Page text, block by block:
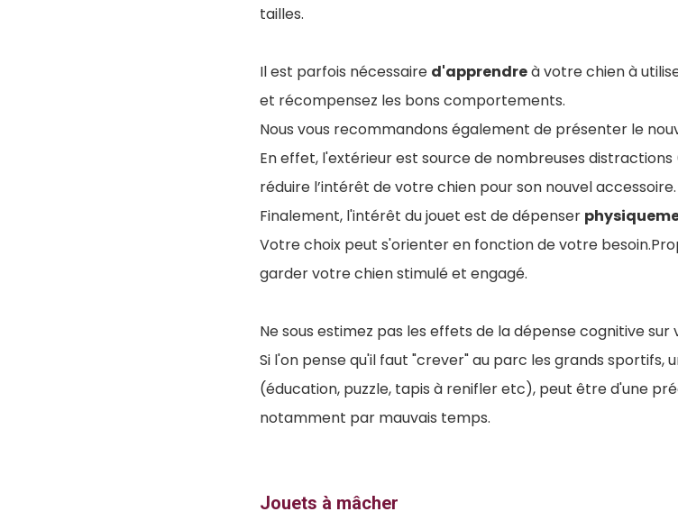
tailles.
Il est parfois nécessaire d'apprendreà votre chien à
et récompensez les bons comportements.
Nous vous recommandons également de présenter le
En effet, l'extérieur est source de nombreuses
réduire l’intérêt de votre chien pour son nouvel accessoire.
Finalement, l'intérêt du jouet est de dépenser
Votre choix peut s'orienter en fonction de votre
garder votre chien stimulé et engagé.
Ne sous estimez pas les effets de la dépense cognitive sur
Si l'on pense qu'il faut "crever" au parc les grands sportifs,
(éducation, puzzle, tapis à renifler etc), peut être d'une
notamment par mauvais temps.
Jouets à mâcher